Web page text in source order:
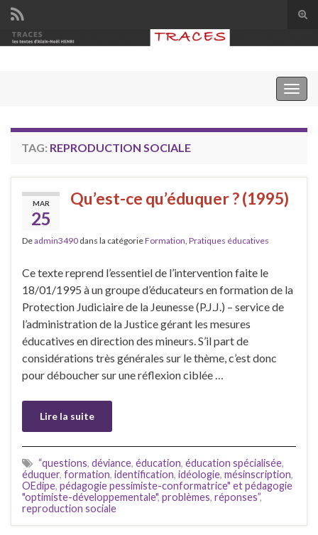
Search for:
TAG: REPRODUCTION SOCIALE
MAR
25
Qu’est-ce qu’éduquer ? (1995)
Deadmin3490 dans la catégorieFormation Pratiques éducatives
Ce texte reprend l’essentiel de l’intervention faite le
18/01/1995 à un groupe d’éducateurs en formation de la
Protection Judiciaire de la Jeunesse (P.J.J.) – service de
l’administration de la Justice gérant les mesures
éducatives en direction des mineurs. S’il part de
considérations très générales sur le thème, c’est donc
pour déboucher sur une réflexion ciblée …
Lire la suite
“questions, déviance, éducation, éducation spécialisée,
éduquer, formation, identification, idéologie, mésinscription,
OEdipe, pédagogie pessimiste-conformatrice" et pédagogie
"optimiste-développementale", problèmes, réponses”,
reproduction sociale